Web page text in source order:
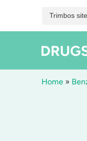
Trimbos
Home »